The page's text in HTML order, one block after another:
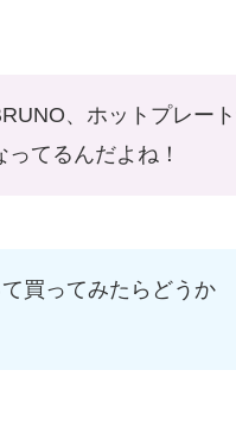
、ホットプレー
ってるんだよね！
買ってみたらどうか